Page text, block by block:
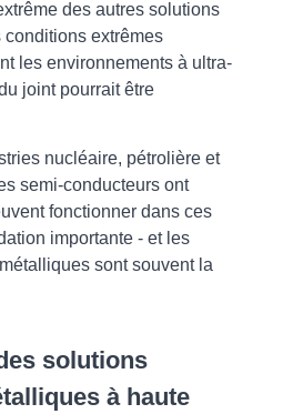
des autres solutions
extrêmes
les environnements à ultra-
joint pourrait être
nucléaire, pétrolière et
semi-conducteurs ont
fonctionner dans ces
importante - et les
sont souvent la
solutions
à haute